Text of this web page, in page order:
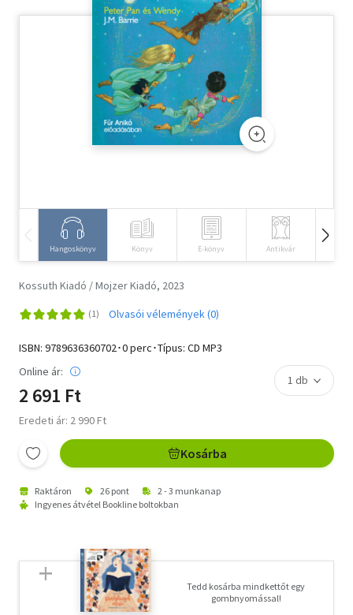
Szótár, nyelvkönyv
Tankönyv, segédkönyv
Természettudomány
Történelem
Hangoskönyv Könyv E-könyv Antikvár
Kossuth Kiadó / Mojzer Kiadó, 2023
Olvasói vélemények (0)
ISBN: 9789636360702･0 perc･Típus: CD MP3
Online ár:
2 691 Ft
Eredeti ár: 2 990 Ft
Kosárba
Raktáron 26 pont
2 - 3 munkanap
Ingyenes átvétel Bookline boltokban
Tedd kosárba mindkettőt egy
gombnyomással!